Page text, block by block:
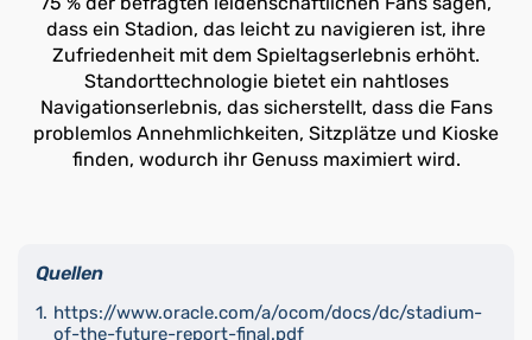
dass ein Stadion, das leicht zu navigieren ist, ihre
Zufriedenheit mit dem Spieltagserlebnis erhöht.
Standorttechnologie bietet ein nahtloses
Navigationserlebnis, das sicherstellt, dass die Fans
problemlos Annehmlichkeiten, Sitzplätze und Kioske
finden, wodurch ihr Genuss maximiert wird.
Quellen
https://www.oracle.com/a/ocom/docs/dc/stadium-
of-the-future-report-final.pdf